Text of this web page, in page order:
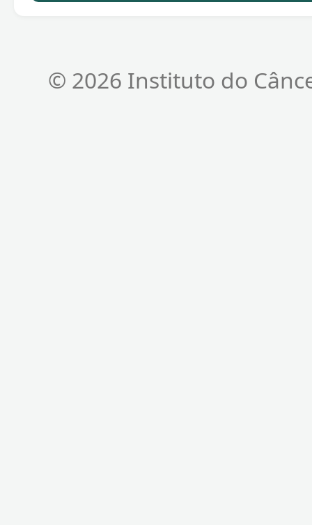
© 2026 Instituto do